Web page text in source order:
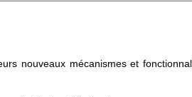
nouveaux mécanismes et